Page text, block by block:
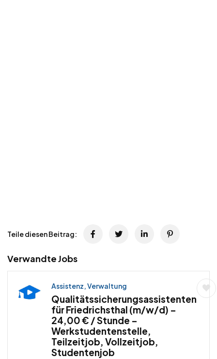
Teile diesen Beitrag:
Verwandte Jobs
Assistenz, Verwaltung
Qualitätssicherungsassistenten
für Friedrichsthal (m/w/d) –
24,00 € / Stunde –
Werkstudentenstelle,
Teilzeitjob, Vollzeitjob,
Studentenjob